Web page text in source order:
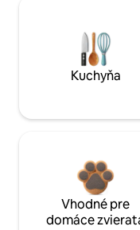
Kuchyňa
Vhodné pre
domáce